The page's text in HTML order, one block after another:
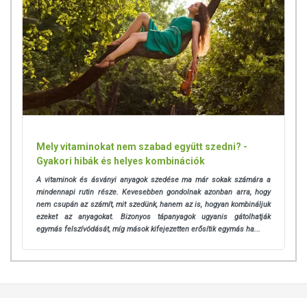
Mely vitaminokat nem szabad együtt szedni? -
Gyakori hibák és helyes kombinációk
A vitaminok és ásványi anyagok szedése ma már sokak számára a
mindennapi rutin része. Kevesebben gondolnak azonban arra, hogy
nem csupán az számít, mit szedünk, hanem az is, hogyan kombináljuk
ezeket az anyagokat. Bizonyos tápanyagok ugyanis gátolhatják
egymás felszívódását, míg mások kifejezetten erősítik egymás ha...